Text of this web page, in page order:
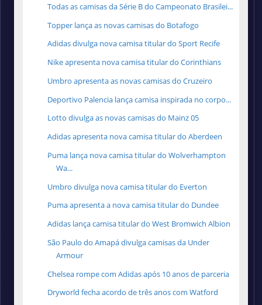
Todas as camisas da Série B do Campeonato Brasilei...
Topper lança as novas camisas do Botafogo
Adidas divulga nova camisa titular do Sport Recife
Nike apresenta nova camisa titular do Corinthians
Umbro apresenta as novas camisas do Cruzeiro
Deportivo Palencia lança camisa inspirada no corpo...
Lotto divulga as novas camisas do Mainz 05
Adidas apresenta nova camisa titular do Aberdeen
Puma lança nova camisa titular do Wolverhampton
Wa...
Umbro divulga nova camisa titular do Everton
Puma apresenta a nova camisa titular do Dundee
Adidas lança camisa titular do West Bromwich Albion
São Paulo do Amapá divulga camisas da Under
Armour
Chelsea rompe com Adidas após 10 anos de parceria
Dryworld fecha acordo de três anos com Watford